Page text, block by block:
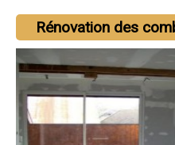
Rénovation des